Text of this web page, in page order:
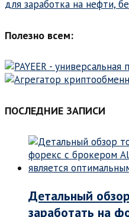
Полезно всем:
ПОСЛЕДНИЕ ЗАПИСИ
Детальный
заработать на